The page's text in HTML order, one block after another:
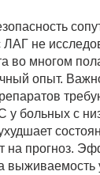
не
во многом
опыт.
у больных с
на прогноз.
выживаемость